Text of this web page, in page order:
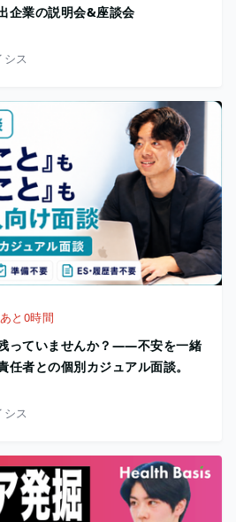
企業の説明会&座談会
ス
と0時間
っていませんか？——不安を一緒
任者との個別カジュアル面談。
ス